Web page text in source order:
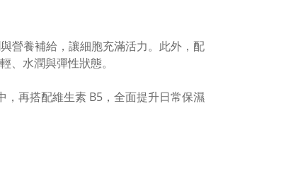
營養補給，讓細胞充滿活力。此外，配
、水潤與彈性狀態。
再搭配維生素 B5，全面提升日常保濕